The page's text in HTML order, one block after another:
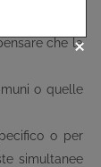
che la
o quelle
o per
simultanee